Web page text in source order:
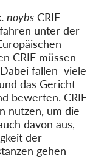
noybs CRIF-
unter der
CRIF müssen
fallen viele
das Gericht
bewerten. CRIF
nutzen, um die
davon aus,
der
gehen